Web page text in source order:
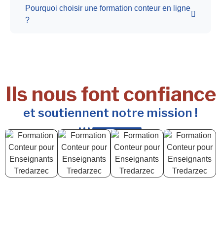
Pourquoi choisir une formation conteur en ligne
?
Ils nous font confiance
et soutiennent notre mission !